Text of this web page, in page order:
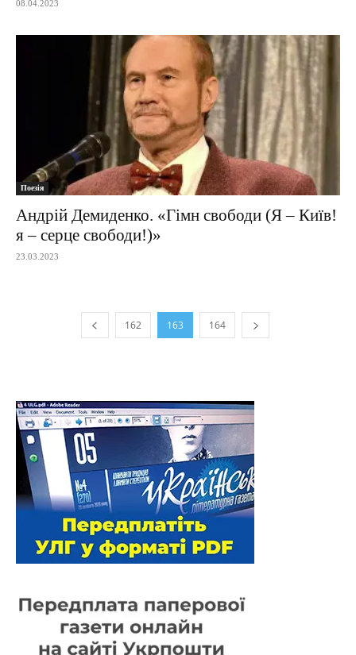
08.04.2023
Поезія
Андрій Демиденко. «Гімн свободи (Я – Київ!
я – серце свободи!)»
23.03.2023
162 163 164